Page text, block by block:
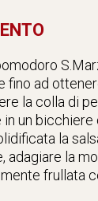
fino ad
la colla di
un bicchiere
la
adagiare la
frullata